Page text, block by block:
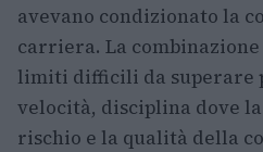
avevano condizionato la
carriera. La
limiti difficili da superare
velocità, disciplina dove
rischio e la qualità della